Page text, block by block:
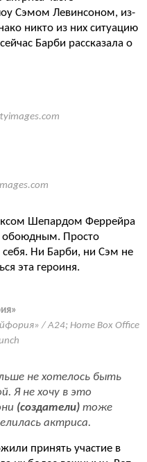
Сэмом Левинсоном, из-
никто из них ситуацию
Барби рассказала о
Шепардом Феррейра
обоюдным. Просто
Ни Барби, ни Сэм не
эта героиня.
/ A24; Home Box Office
не хотелось быть
Я не хочу в это
(создатели) тоже
актриса.
принять участие в